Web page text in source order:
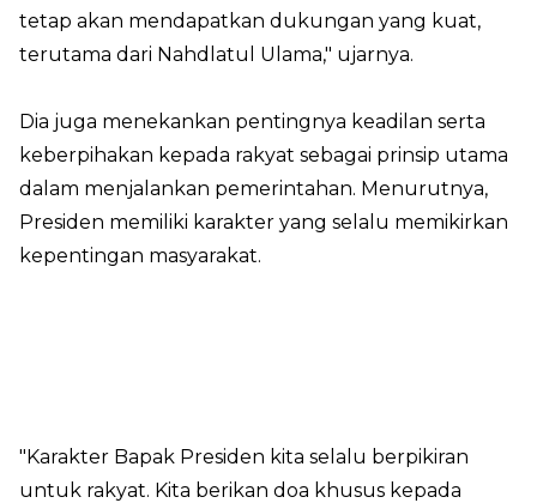
tetap akan mendapatkan dukungan yang kuat,
terutama dari Nahdlatul Ulama," ujarnya.
Dia juga menekankan pentingnya keadilan serta
keberpihakan kepada rakyat sebagai prinsip utama
dalam menjalankan pemerintahan. Menurutnya,
Presiden memiliki karakter yang selalu memikirkan
kepentingan masyarakat.
"Karakter Bapak Presiden kita selalu berpikiran
untuk rakyat. Kita berikan doa khusus kepada